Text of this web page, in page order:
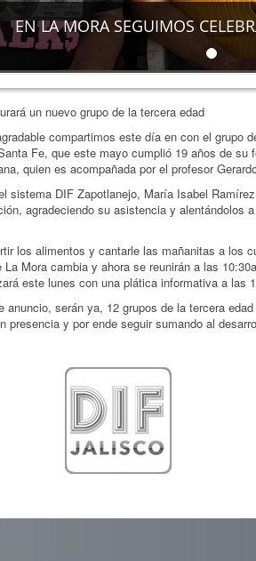
EN LA MORA SEGUIMOS
un nuevo grupo de la tercera edad
compartimos este día en con el grupo
Fe, que este mayo cumplió 19 años de
quien es acompañada por el profesor
sistema DIF Zapotlanejo, María Isabel
agradeciendo su asistencia y alentándolos
los alimentos y cantarle las mañanitas a los
La Mora cambia y ahora se reunirán a las
este lunes con una plática informativa a las
anuncio, serán ya, 12 grupos de la tercera
presencia y por ende seguir sumando al